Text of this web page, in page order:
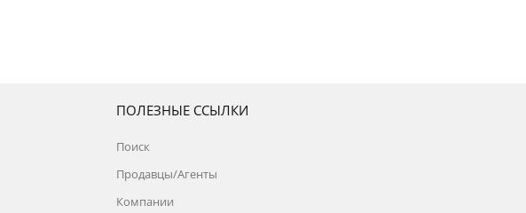
ПОЛЕЗНЫЕ ССЫЛКИ
Поиск
Продавцы/Агенты
Компании